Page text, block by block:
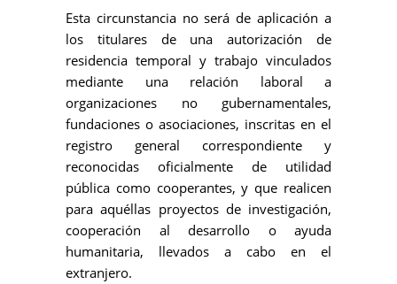
Esta circunstancia no será de aplicación a
los titulares de una autorización de
residencia temporal y trabajo vinculados
mediante una relación laboral a
organizaciones no gubernamentales,
fundaciones o asociaciones, inscritas en el
registro general correspondiente y
reconocidas oficialmente de utilidad
pública como cooperantes, y que realicen
para aquéllas proyectos de investigación,
cooperación al desarrollo o ayuda
humanitaria, llevados a cabo en el
extranjero.